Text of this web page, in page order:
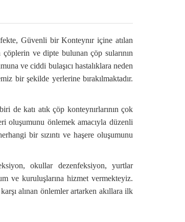
Güvenli bir Konteynır içine atılan
ve dipte bulunan çöp sularının
ve ciddi bulaşıcı hastalıklara neden
bir şekilde yerlerine bırakılmaktadır.
de katı atık çöp konteynırlarının çok
oluşumunu önlemek amacıyla düzenli
bir sızıntı ve haşere oluşumunu
okullar dezenfeksiyon, yurtlar
ve kuruluşlarına hizmet vermekteyiz.
alınan önlemler artarken akıllara ilk